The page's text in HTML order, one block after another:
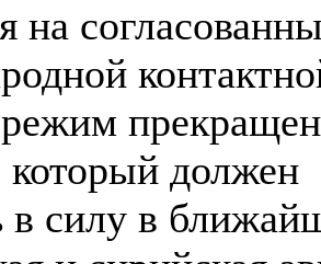
на
должен
в силу в